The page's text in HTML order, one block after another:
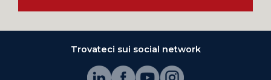
Trovateci sui social network